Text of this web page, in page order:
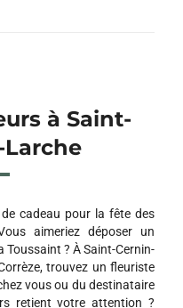
à Saint-
cadeau pour la fête des
aimeriez déposer un
? À Saint-Cernin-
trouvez un fleuriste
vous ou du destinataire
retient votre attention ?